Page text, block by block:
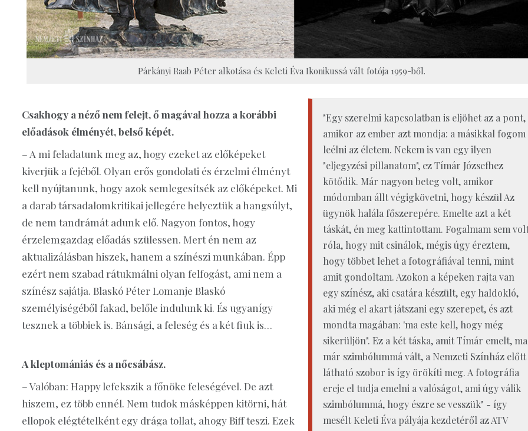
Párkányi Raab Péter alkotása és Keleti Éva Ikonikussá vált fotója 1959-ből.
"Egy szerelmi kapcsolatban is eljöhet az a pont,
amikor az ember azt mondja: a másikkal fogom
leélni az életem. Nekem is van egy ilyen
"eljegyzési pillanatom", ez Tímár Józsefhez
kötődik. Már nagyon beteg volt, amikor
módomban állt végigkövetni, hogy készül Az
ügynök halála főszerepére. Emelte azt a két
táskát, én meg kattintottam. Fogalmam sem
róla, hogy mit csinálok, mégis úgy éreztem,
hogy többet lehet a fotográfiával tenni, mint
amit gondoltam. Azokon a képeken rajta van
egy színész, aki csatára készült, egy haldokló,
aki még el akart játszani egy szerepet, és azt
mondta magában: 'ma este kell, hogy még
sikerüljön". Ez a két táska, amit Tímár emelt, ma
már szimbólummá vált, a Nemzeti Színház előtt
látható szobor is így örökíti meg. A fotográfia
ereje el tudja emelni a valóságot, ami úgy válik
szimbólummá, hogy észre se vesszük" - így
mesélt Keleti Éva pályája kezdetéről az ATV
Csakhogy a néző nem felejt, ő magával hozza a korábbi
előadások élményét, belső képét.
– A mi feladatunk meg az, hogy ezeket az előképeket
kiverjük a fejéből. Olyan erős gondolati és érzelmi élményt
kell nyújtanunk, hogy azok semlegesítsék az előképeket. Mi
a darab társadalomkritikai jellegére helyeztük a hangsúlyt,
de nem tandrámát adunk elő. Nagyon fontos, hogy
érzelemgazdag előadás szülessen. Mert én nem az
aktualizálásban hiszek, hanem a színészi munkában. Épp
ezért nem szabad rátukmálni olyan felfogást, ami nem a
színész sajátja. Blaskó Péter Lomanje Blaskó
személyiségéből fakad, belőle indulunk ki. És ugyanígy
tesznek a többiek is. Bánsági, a feleség és a két fiuk is…
A kleptomániás és a nőcsábász.
– Valóban: Happy lefekszik a főnöke feleségével. De azt
hiszem, ez több ennél. Nem tudok másképpen kitörni, hát
ellopok elégtételként egy drága tollat, ahogy Biff teszi. Ezek